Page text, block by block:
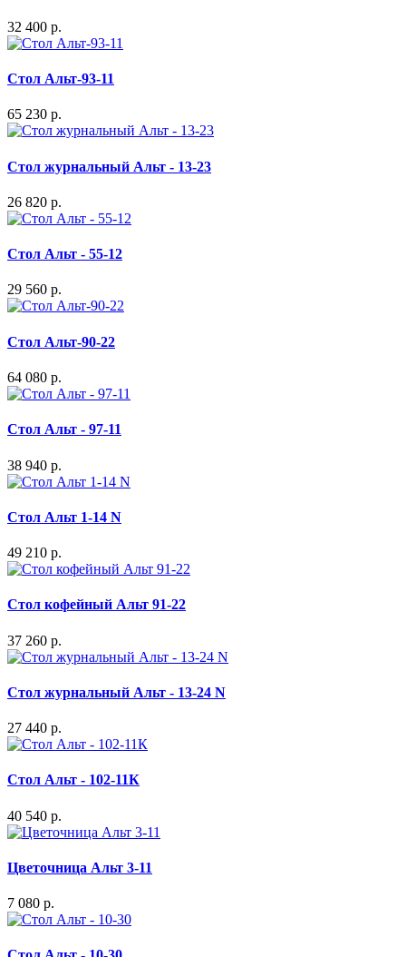
32 400 р.
Стол Альт-93-11
65 230 р.
Стол журнальный Альт - 13-23
26 820 р.
Стол Альт - 55-12
29 560 р.
Стол Альт-90-22
64 080 р.
Стол Альт - 97-11
38 940 р.
Стол Альт 1-14 N
49 210 р.
Стол кофейный Альт 91-22
37 260 р.
Стол журнальный Альт - 13-24 N
27 440 р.
Стол Альт - 102-11К
40 540 р.
Цветочница Альт 3-11
7 080 р.